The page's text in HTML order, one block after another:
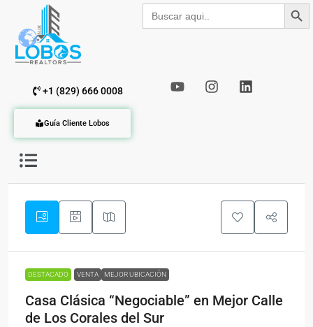
Buscar: Botón de
+1 (829) 666 0008
Guía Cliente Lobos
DESTACADO VENTA MEJOR UBICACIÓN
Casa Clásica “Negociable” en Mejor Calle
de Los Corales del Sur